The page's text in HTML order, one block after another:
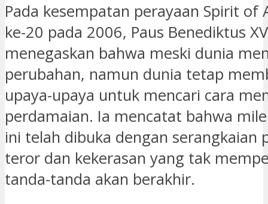
Pada kesempatan perayaan Spirit of
ke-20 pada 2006, Paus Benediktus
menegaskan bahwa meski dunia
perubahan, namun dunia tetap
upaya-upaya untuk mencari cara
perdamaian. Ia mencatat bahwa
ini telah dibuka dengan serangkaian
teror dan kekerasan yang tak
tanda-tanda akan berakhir.